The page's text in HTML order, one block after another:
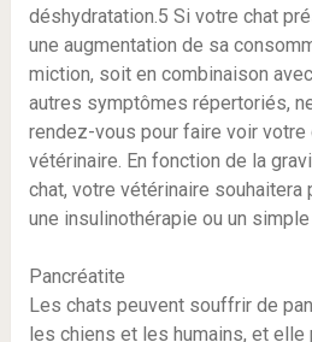
déshydratation.5 Si votre chat
une augmentation de sa
miction, soit en combinaison
autres symptômes répertoriés,
rendez-vous pour faire voir votre
vétérinaire. En fonction de la
chat, votre vétérinaire
une insulinothérapie ou un
Pancréatite
Les chats peuvent souffrir de
les chiens et les humains, et elle